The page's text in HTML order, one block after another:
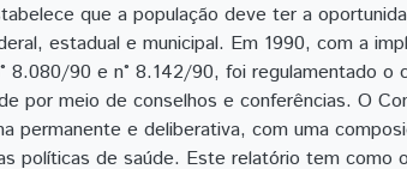
que a população deve ter a
estadual e municipal. Em 1990, com a
8.080/90 e n° 8.142/90, foi regulamentado
por meio de conselhos e conferências. O
permanente e deliberativa, com uma
políticas de saúde. Este relatório tem como